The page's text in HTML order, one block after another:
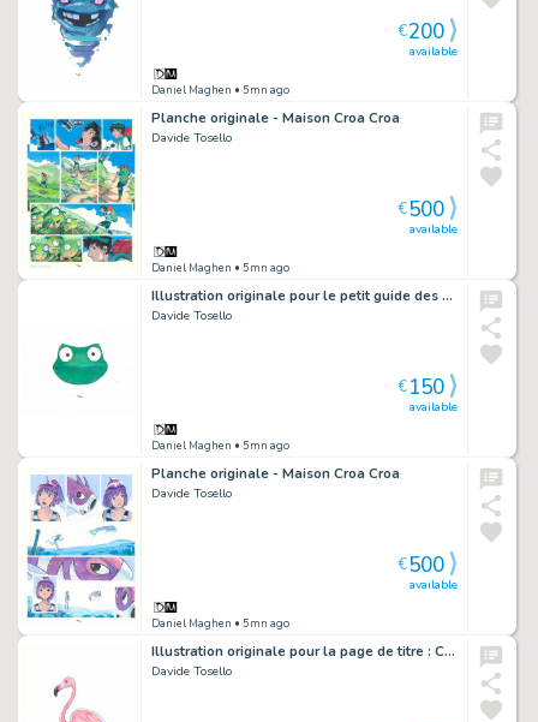
Daniel Maghen • 5mn ago
available
€200
Planche originale - Maison Croa Croa
Davide Tosello
Daniel Maghen • 5mn ago
available
€500
Illustration originale pour le petit guide des symboles : la Maison - Maison Croa Croa
Davide Tosello
Daniel Maghen • 5mn ago
available
€150
Planche originale - Maison Croa Croa
Davide Tosello
Daniel Maghen • 5mn ago
available
€500
Illustration originale pour la page de titre : Chapitre 10, Musique et souvernirs - Maison Croa Croa
Davide Tosello